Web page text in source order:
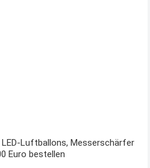
Luftballons, Messerschärfer
Euro bestellen